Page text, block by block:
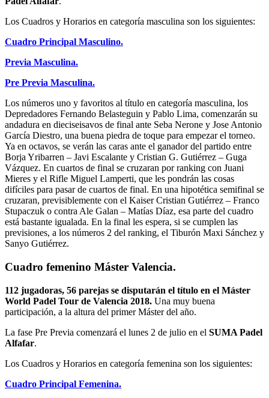
Los Cuadros y Horarios en categoría masculina son los siguientes:
Cuadro Principal Masculino.
Previa Masculina.
Pre Previa Masculina.
Los números uno y favoritos al título en categoría masculina, los
Depredadores Fernando Belasteguin y Pablo Lima, comenzarán su
andadura en dieciseisavos de final ante Seba Nerone y Jose Antonio
García Diestro, una buena piedra de toque para empezar el torneo.
Ya en octavos, se verán las caras ante el ganador del partido entre
Borja Yribarren – Javi Escalante y Cristian G. Gutiérrez – Guga
Vázquez. En cuartos de final se cruzaran por ranking con Juani
Mieres y el Rifle Miguel Lamperti, que les pondrán las cosas
difíciles para pasar de cuartos de final. En una hipotética semifinal se
cruzaran, previsiblemente con el Kaiser Cristian Gutiérrez – Franco
Stupaczuk o contra Ale Galan – Matías Díaz, esa parte del cuadro
está bastante igualada. En la final les espera, si se cumplen las
previsiones, a los números 2 del ranking, el Tiburón Maxi Sánchez y
Sanyo Gutiérrez.
Cuadro femenino Máster Valencia.
112 jugadoras, 56 parejas se disputarán el título en el Máster
World Padel Tour de Valencia 2018. Una muy buena
participación, a la altura del primer Máster del año.
La fase Pre Previa comenzará el lunes 2 de julio en el SUMA Padel
Alfafar.
Los Cuadros y Horarios en categoría femenina son los siguientes:
Cuadro Principal Femenina.